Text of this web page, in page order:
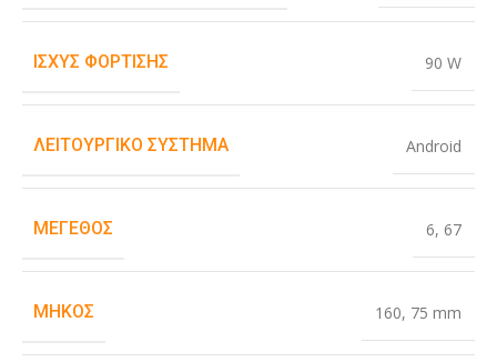
ΙΣΧΎΣ ΦΌΡΤΙΣΗΣ 90 W
ΛΕΙΤΟΥΡΓΙΚΌ ΣΎΣΤΗΜΑ Android
ΜΈΓΕΘΟΣ 6, 67
ΜΉΚΟΣ 160, 75 mm